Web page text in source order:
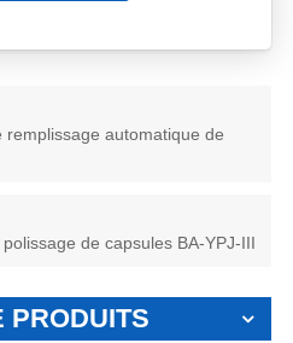
remplissage automatique de
de capsules BA-YPJ-III
PRODUITS